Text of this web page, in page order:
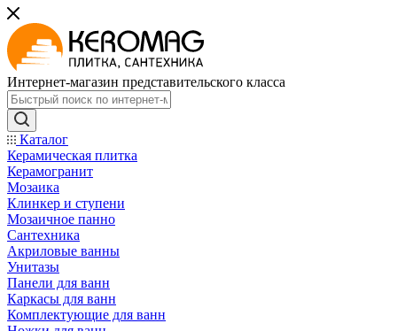
Интернет-магазин представительского класса
Каталог
Керамическая плитка
Керамогранит
Мозаика
Клинкер и ступени
Мозаичное панно
Сантехника
Акриловые ванны
Унитазы
Панели для ванн
Каркасы для ванн
Комплектующие для ванн